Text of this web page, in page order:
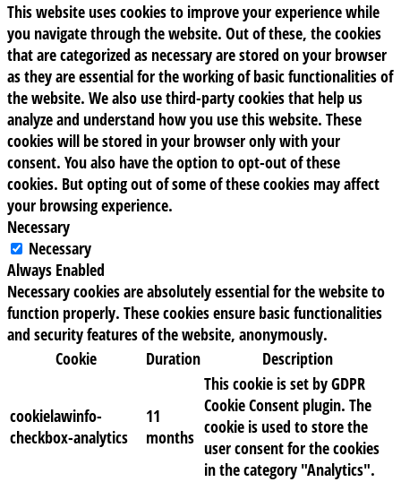
This website uses cookies to improve your experience while
you navigate through the website. Out of these, the cookies
that are categorized as necessary are stored on your browser
as they are essential for the working of basic functionalities of
the website. We also use third-party cookies that help us
analyze and understand how you use this website. These
cookies will be stored in your browser only with your
consent. You also have the option to opt-out of these
cookies. But opting out of some of these cookies may affect
your browsing experience.
Necessary
Necessary
Always Enabled
Necessary cookies are absolutely essential for the website to
function properly. These cookies ensure basic functionalities
and security features of the website, anonymously.
Cookie
Duration Description
cookielawinfo-
checkbox-analytics
11
months
This cookie is set by GDPR
Cookie Consent plugin. The
cookie is used to store the
user consent for the cookies
in the category "Analytics".